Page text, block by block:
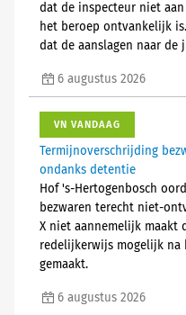
dat de inspecteur niet
het beroep ontvankelijk
dat de aanslagen naar de
6 augustus 2026
VN VANDAAG
Termijnoverschrijding
ondanks detentie
Hof 's-Hertogenbosch
bezwaren terecht niet-
X niet aannemelijk maakt
redelijkerwijs mogelijk na
gemaakt.
6 augustus 2026